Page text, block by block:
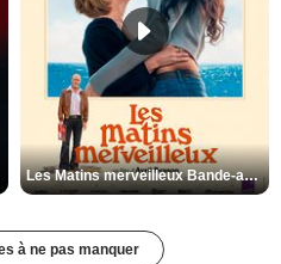
Les Matins merveilleux Bande-annonce VF
à ne pas manquer